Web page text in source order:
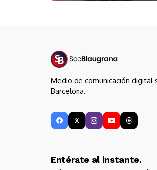
Medio de comunicación digital
Barcelona.
Entérate al instante.